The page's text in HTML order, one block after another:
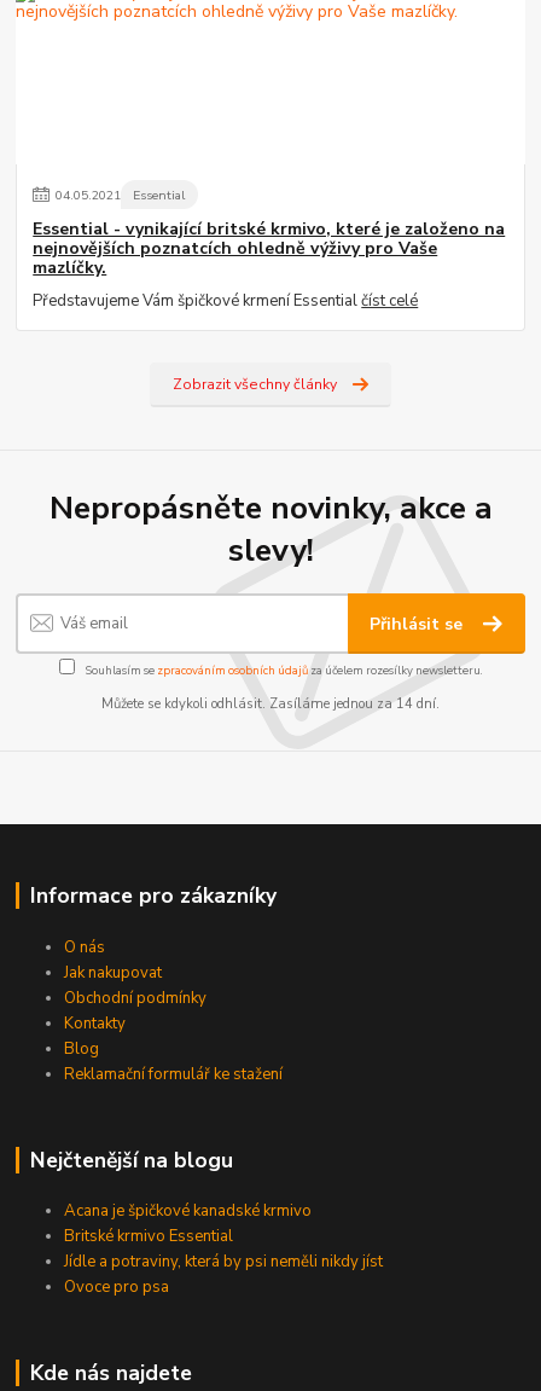
04.05.2021 Essential
Essential - vynikající britské krmivo, které je založeno na
nejnovějších poznatcích ohledně výživy pro Vaše
mazlíčky.
Představujeme Vám špičkové krmení Essentialčíst celé
Zobrazit všechny články
Nepropásněte novinky, akce a
slevy!
Přihlásit se
Souhlasím se zpracováním osobních údajůza účelem rozesílky newsletteru.
Můžete se kdykoli odhlásit. Zasíláme jednou za 14 dní.
Informace pro zákazníky
O nás
Jak nakupovat
Obchodní podmínky
Kontakty
Blog
Reklamační formulář ke stažení
Nejčtenější na blogu
Acana je špičkové kanadské krmivo
Britské krmivo Essential
Jídle a potraviny, která by psi neměli nikdy jíst
Ovoce pro psa
Kde nás najdete